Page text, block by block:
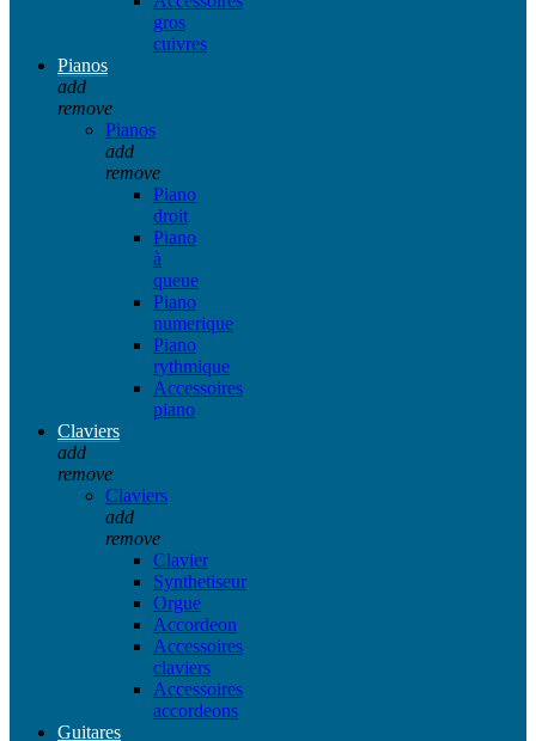
gros
cuivres
Pianos
add
remove
Pianos
add
remove
Piano
droit
Piano
à
queue
Piano
numerique
Piano
rythmique
Accessoires
piano
Claviers
add
remove
Claviers
add
remove
Clavier
Synthetiseur
Orgue
Accordeon
Accessoires
claviers
Accessoires
accordeons
Guitares